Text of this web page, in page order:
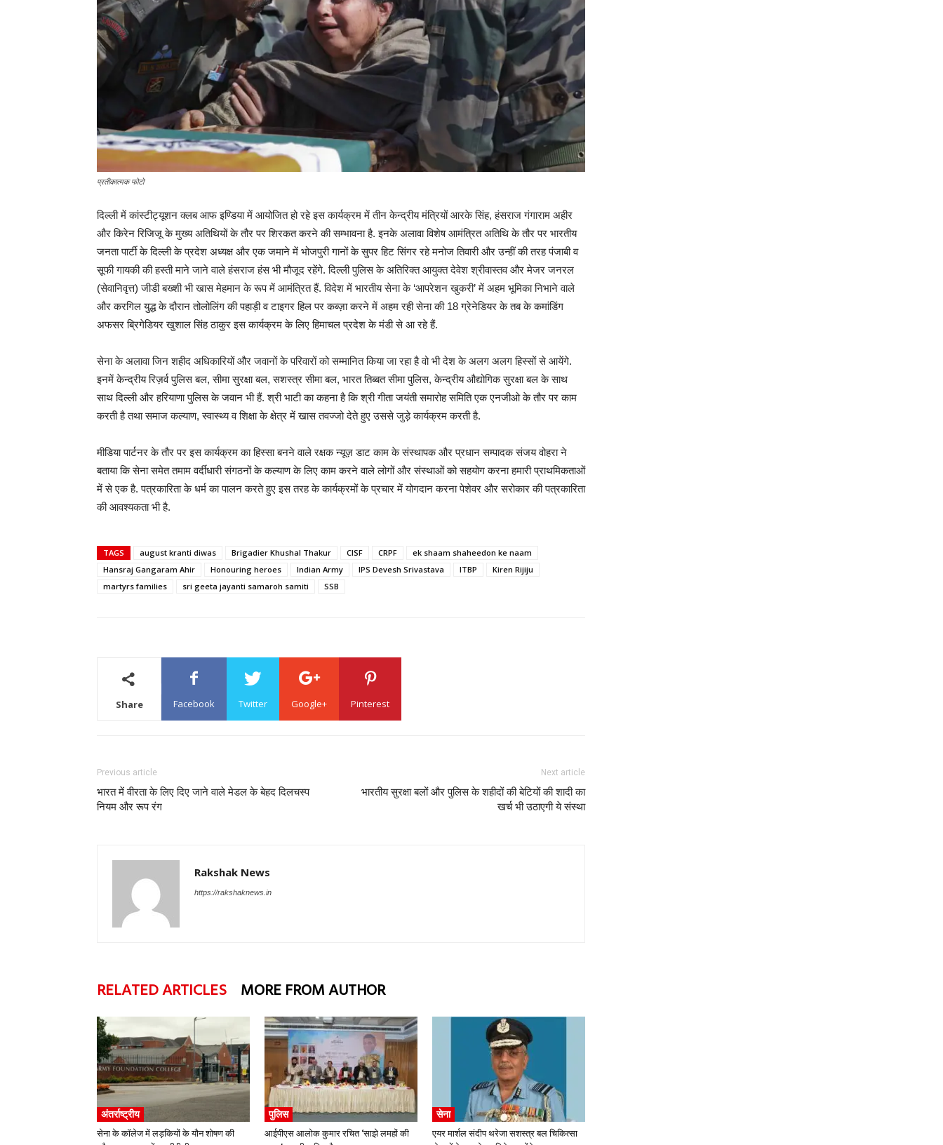
प्रतीकात्मक फोटो
दिल्ली में कांस्टीट्यूशन क्लब आफ इण्डिया में आयोजित हो रहे इस कार्यक्रम में तीन केन्द्रीय मंत्रियों आरके सिंह, हंसराज गंगाराम अहीर
और किरेन रिजिजू के मुख्य अतिथियों के तौर पर शिरकत करने की सम्भावना है. इनके अलावा विशेष आमंत्रित अतिथि के तौर पर भारतीय
जनता पार्टी के दिल्ली के प्रदेश अध्यक्ष और एक जमाने में भोजपुरी गानों के सुपर हिट सिंगर रहे मनोज तिवारी और उन्हीं की तरह पंजाबी व
सूफी गायकी की हस्ती माने जाने वाले हंसराज हंस भी मौजूद रहेंगे. दिल्ली पुलिस के अतिरिक्त आयुक्त देवेश श्रीवास्तव और मेजर जनरल
(सेवानिवृत्त) जीडी बख्शी भी खास मेहमान के रूप में आमंत्रित हैं. विदेश में भारतीय सेना के ‘आपरेशन खुकरी’ में अहम भूमिका निभाने वाले
और करगिल युद्ध के दौरान तोलोलिंग की पहाड़ी व टाइगर हिल पर कब्ज़ा करने में अहम रही सेना की 18 ग्रेनेडियर के तब के कमांडिंग
अफसर ब्रिगेडियर खुशाल सिंह ठाकुर इस कार्यक्रम के लिए हिमाचल प्रदेश के मंडी से आ रहे हैं.
सेना के अलावा जिन शहीद अधिकारियों और जवानों के परिवारों को सम्मानित किया जा रहा है वो भी देश के अलग अलग हिस्सों से आयेंगे.
इनमें केन्द्रीय रिज़र्व पुलिस बल, सीमा सुरक्षा बल, सशस्त्र सीमा बल, भारत तिब्बत सीमा पुलिस, केन्द्रीय औद्योगिक सुरक्षा बल के साथ
साथ दिल्ली और हरियाणा पुलिस के जवान भी हैं. श्री भाटी का कहना है कि श्री गीता जयंती समारोह समिति एक एनजीओ के तौर पर काम
करती है तथा समाज कल्याण, स्वास्थ्य व शिक्षा के क्षेत्र में खास तवज्जो देते हुए उससे जुड़े कार्यक्रम करती है.
मीडिया पार्टनर के तौर पर इस कार्यक्रम का हिस्सा बनने वाले रक्षक न्यूज़ डाट काम के संस्थापक और प्रधान सम्पादक संजय वोहरा ने
बताया कि सेना समेत तमाम वर्दीधारी संगठनों के कल्याण के लिए काम करने वाले लोगों और संस्थाओं को सहयोग करना हमारी प्राथमिकताओं
में से एक है. पत्रकारिता के धर्म का पालन करते हुए इस तरह के कार्यक्रमों के प्रचार में योगदान करना पेशेवर और सरोकार की पत्रकारिता
की आवश्यकता भी है.
TAGS august kranti diwas Brigadier Khushal Thakur CISF CRPF
ek shaam shaheedon ke naam
Hansraj Gangaram Ahir
Honouring heroes Indian Army IPS Devesh Srivastava ITBP
Kiren Rijiju
martyrs families
sri geeta jayanti samaroh samiti SSB
Share Facebook Twitter Google+ Pinterest
Previous article
भारत में वीरता के लिए दिए जाने वाले मेडल के बेहद दिलचस्प
नियम और रूप रंग
Next article
भारतीय सुरक्षा बलों और पुलिस के शहीदों की बेटियों की शादी का
खर्च भी उठाएगी ये संस्था
Rakshak News
https://rakshaknews.in
RELATED ARTICLES MORE FROM AUTHOR
अंतर्राष्ट्रीय
सेना के कॉलेज में लड़कियों के यौन शोषण की
पुलिस
आईपीएस आलोक कुमार रचित ‘साझे लमहों की
सेना
एयर मार्शल संदीप थरेजा सशस्त्र बल चिकित्सा